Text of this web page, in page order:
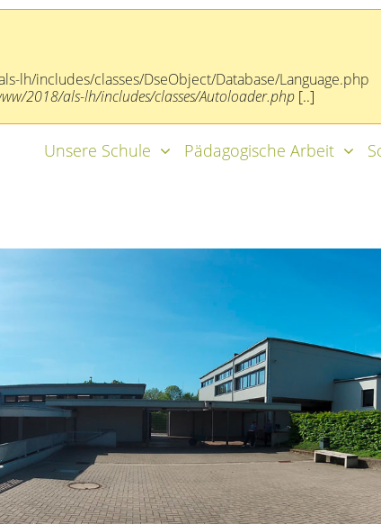
lh/includes/classes/DseObject/Database/Language.php
2018/als-lh/includes/classes/Autoloader.php [..]
Unsere Schule Pädagogische Arbeit